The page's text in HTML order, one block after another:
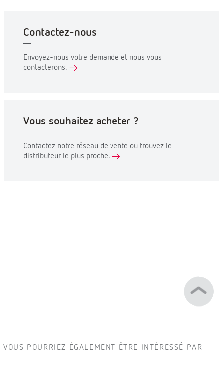
Contactez-nous
Envoyez-nous votre demande et nous vous
contacterons.
Vous souhaitez acheter ?
Contactez notre réseau de vente ou trouvez le
distributeur le plus proche.
VOUS POURRIEZ ÉGALEMENT ÊTRE INTÉRESSÉ PAR